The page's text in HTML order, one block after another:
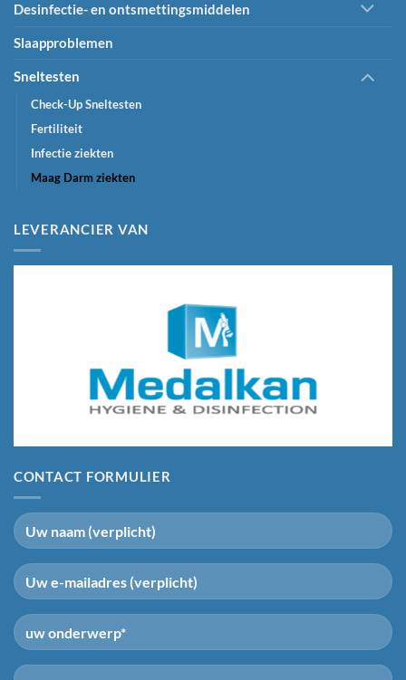
Desinfectie- en ontsmettingsmiddelen
Slaapproblemen
Sneltesten
Check-Up Sneltesten
Fertiliteit
Infectie ziekten
Maag Darm ziekten
LEVERANCIER VAN
CONTACT FORMULIER